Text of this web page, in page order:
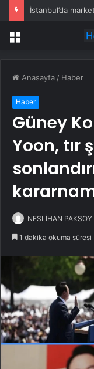
Menü
Anasayfa / Haber
Haber
Güney
Yoon, tır
NESLİHAN PAKSOY
1 dakika okuma süresi